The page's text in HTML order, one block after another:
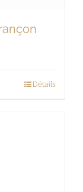
Détails